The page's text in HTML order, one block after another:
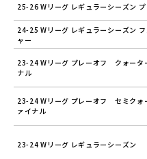
25-26 Wリーグ レギュラーシーズン プ
24-25 Wリーグ レギュラーシーズン
ャー
23-24 Wリーグ プレーオフ クォータ
ナル
23-24 Wリーグ プレーオフ セミクォ
ァイナル
23-24 Wリーグ レギュラーシーズン